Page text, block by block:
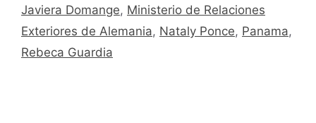
Javiera Domange, Ministerio de Relaciones
Exteriores de Alemania, Nataly Ponce, Panama,
Rebeca Guardia